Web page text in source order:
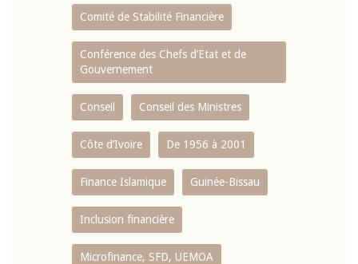
Comité de Stabilité Financière
Conférence des Chefs d’Etat et de
Gouvernement
Conseil Conseil des Ministres
Côte d’Ivoire De 1956 à 2001
Finance Islamique Guinée-Bissau
Inclusion financière
Microfinance, SFD, UEMOA